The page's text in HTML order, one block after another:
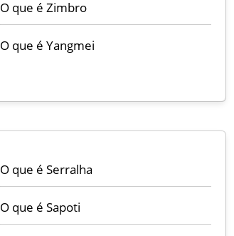
O que é Zimbro
O que é Yangmei
O que é Serralha
O que é Sapoti